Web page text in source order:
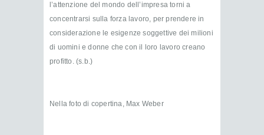
l’attenzione del mondo dell’impresa torni a
concentrarsi sulla forza lavoro, per prendere in
considerazione le esigenze soggettive dei milioni
di uomini e donne che con il loro lavoro creano
profitto. (s.b.)
Nella foto di copertina, Max Weber